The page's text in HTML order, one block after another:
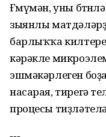
Ғөмүмән, уны
зыянлы
барлыҡҡа
кәрәкле
эшмәкәрлеген
насарая, тирегә
процесы